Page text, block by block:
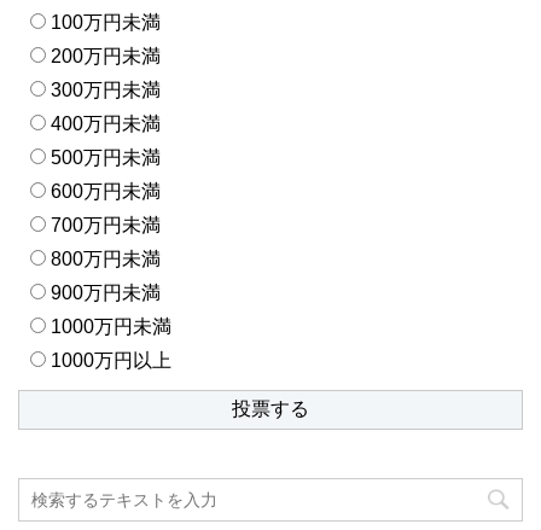
100万円未満
200万円未満
300万円未満
400万円未満
500万円未満
600万円未満
700万円未満
800万円未満
900万円未満
1000万円未満
1000万円以上